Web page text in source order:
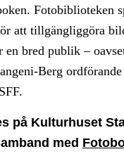
Fotobiblioteken
att tillgängliggöra
bred publik –
Berg
på Kulturhuset
med